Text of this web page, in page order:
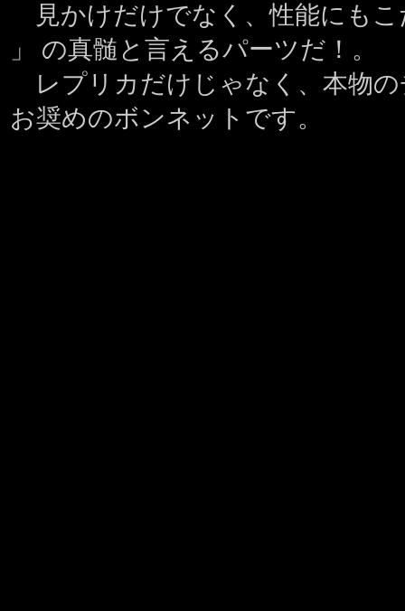
見かけだけでなく、性能にもこ
」 の真髄と言えるパーツだ！。
レプリカだけじゃなく、本物
お奨めのボンネットです。